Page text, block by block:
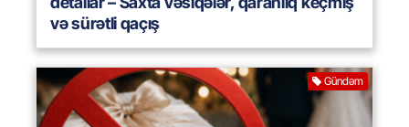
və sürətli qaçış
Gündəm